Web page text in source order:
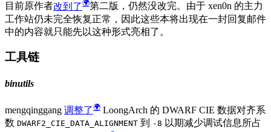
目前原作者改到了
第二版，仍然没改完。由于 xen0n 的主力
工作站仍未完全恢复正常，因此这些本将出现在一封回复邮件
中的内容就只能先以这种形式亮相了。
工具链
binutils
mengqinggang 调整了
LoongArch 的 DWARF CIE 数据对齐系
数 DWARF2_CIE_DATA_ALIGNMENT 到 -8 以期减少调试信息所占